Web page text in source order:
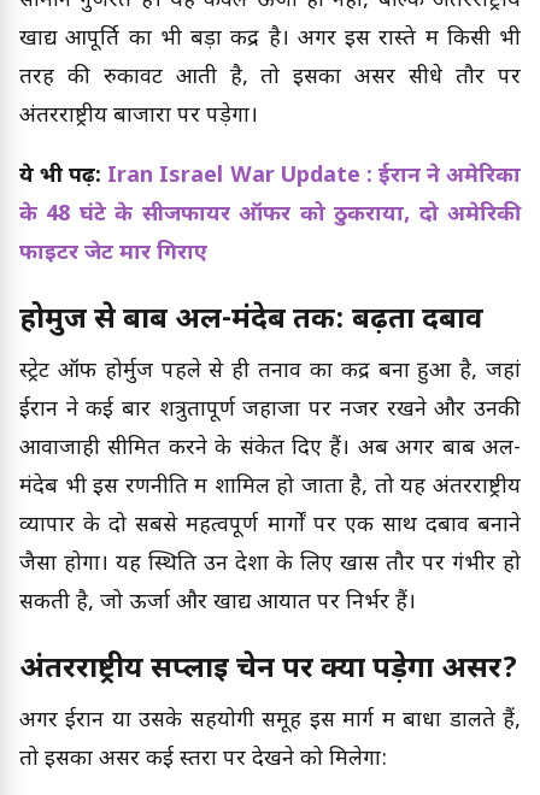
खाद्य आपूर्ति का भी बड़ा केंद्र है। अगर इस रास्ते में किसी भी
तरह की रुकावट आती है, तो इसका असर सीधे तौर पर
अंतरराष्ट्रीय बाजारों पर पड़ेगा।
ये भी पढ़ें: Iran Israel War Update : ईरान ने अमेरिका
के 48 घंटे के सीजफायर ऑफर को ठुकराया, दो अमेरिकी
फाइटर जेट मार गिराए
होर्मुज से बाब अल-मंदेब तक: बढ़ता दबाव
स्ट्रेट ऑफ होर्मुज पहले से ही तनाव का केंद्र बना हुआ है, जहां
ईरान ने कई बार शत्रुतापूर्ण जहाजों पर नजर रखने और उनकी
आवाजाही सीमित करने के संकेत दिए हैं। अब अगर बाब अल-
मंदेब भी इस रणनीति में शामिल हो जाता है, तो यह अंतरराष्ट्रीय
व्यापार के दो सबसे महत्वपूर्ण मार्गों पर एक साथ दबाव बनाने
जैसा होगा। यह स्थिति उन देशों के लिए खास तौर पर गंभीर हो
सकती है, जो ऊर्जा और खाद्य आयात पर निर्भर हैं।
अंतरराष्ट्रीय सप्लाई चेन पर क्या पड़ेगा असर?
अगर ईरान या उसके सहयोगी समूह इस मार्ग में बाधा डालते हैं,
तो इसका असर कई स्तरों पर देखने को मिलेगा: